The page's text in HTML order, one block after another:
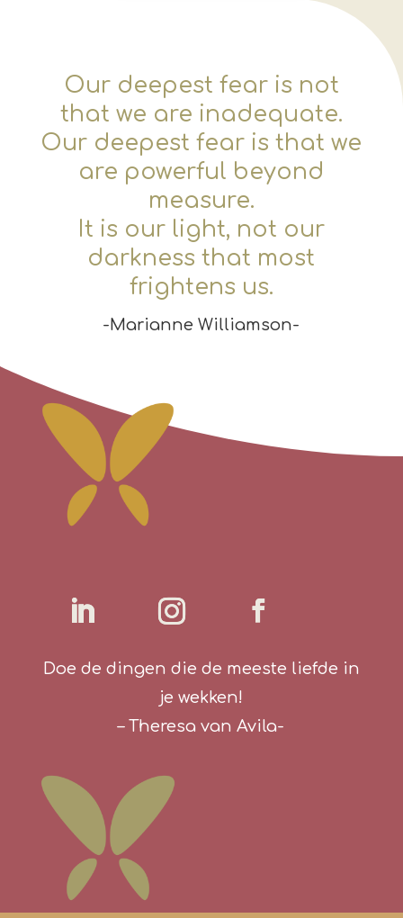
Our deepest fear is not
that we are inadequate.
Our deepest fear is that we
are powerful beyond
measure.
It is our light, not our
darkness that most
frightens us.
-Marianne Williamson-
Doe de dingen die de meeste liefde in
je wekken!
– Theresa van Avila-